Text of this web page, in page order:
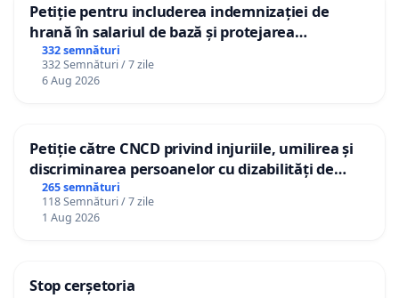
Petiție pentru includerea indemnizației de
hrană în salariul de bază și protejarea
gradațiilor de vechime pentru asistenții
personali
332 semnături
332 Semnături / 7 zile
6 Aug 2026
Petiție către CNCD privind injuriile, umilirea și
discriminarea persoanelor cu dizabilități de
către utilizatorul TikTok „Gorici”
265 semnături
118 Semnături / 7 zile
1 Aug 2026
Stop cerșetoria